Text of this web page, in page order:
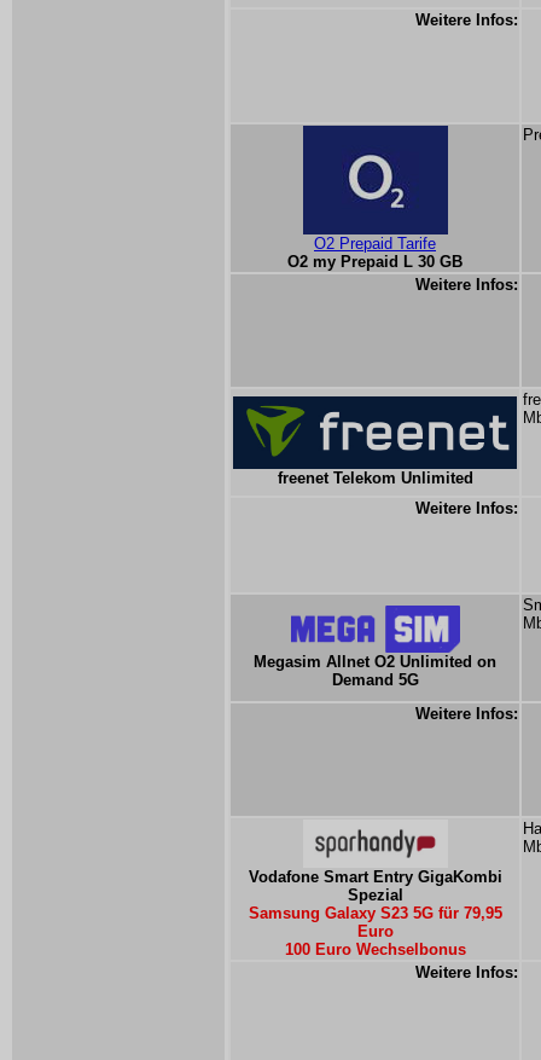
Weitere Infos:
O2 Prepaid Tarife
O2 my Prepaid L 30 GB
Weitere Infos:
freenet Telekom Unlimited
Weitere Infos:
Megasim Allnet O2 Unlimited on
Demand 5G
Weitere Infos:
Vodafone Smart Entry GigaKombi
Spezial
Samsung Galaxy S23 5G für 79,95
Euro
100 Euro Wechselbonus
Weitere Infos: